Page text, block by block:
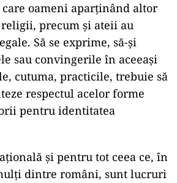
oameni aparţinând altor
precum şi ateii au
Să se exprime, să-şi
sau convingerile în aceeaşi
cutuma, practicile, trebuie să
respectul acelor forme
pentru identitatea
şi pentru tot ceea ce, în
dintre români, sunt lucruri